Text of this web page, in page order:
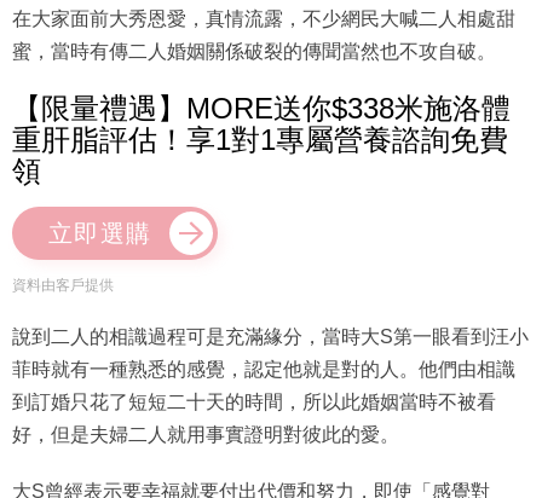
在大家面前大秀恩愛，真情流露，不少網民大喊二人相處甜
蜜，當時有傳二人婚姻關係破裂的傳聞當然也不攻自破。
【限量禮遇】MORE送你$338米施洛體
重肝脂評估！享1對1專屬營養諮詢免費
領
立即選購
資料由客戶提供
說到二人的相識過程可是充滿緣分，當時大S第一眼看到汪小
菲時就有一種熟悉的感覺，認定他就是對的人。他們由相識
到訂婚只花了短短二十天的時間，所以此婚姻當時不被看
好，但是夫婦二人就用事實證明對彼此的愛。
大S曾經表示要幸福就要付出代價和努力，即使「感覺對